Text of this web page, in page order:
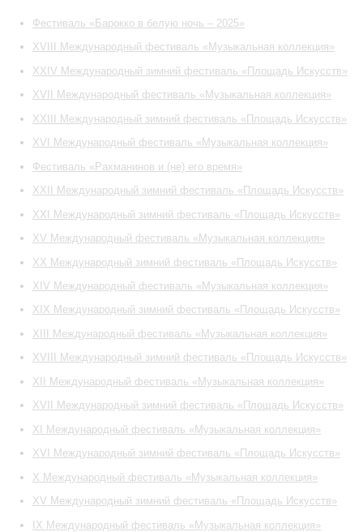
Фестиваль «Барокко в белую ночь – 2025»
XVIII Международный фестиваль «Музыкальная коллекция»
XXIV Международный зимний фестиваль «Площадь Искусств»
XVII Международный фестиваль «Музыкальная коллекция»
XXIII Международный зимний фестиваль «Площадь Искусств»
XVI Международный фестиваль «Музыкальная коллекция»
Фестиваль «Рахманинов и (не) его время»
XXII Международный зимний фестиваль «Площадь Искусств»
XXI Международный зимний фестиваль «Площадь Искусств»
XV Международный фестиваль «Музыкальная коллекция»
ХХ Международный зимний фестиваль «Площадь Искусств»
XIV Международный фестиваль «Музыкальная коллекция»
XIX Международный зимний фестиваль «Площадь Искусств»
XIII Международный фестиваль «Музыкальная коллекция»
XVIII Международный зимний фестиваль «Площадь Искусств»
XII Международный фестиваль «Музыкальная коллекция»
XVII Международный зимний фестиваль «Площадь Искусств»
XI Международный фестиваль «Музыкальная коллекция»
XVI Международный зимний фестиваль «Площадь Искусств»
X Международный фестиваль «Музыкальная коллекция»
XV Международный зимний фестиваль «Площадь Искусств»
IX Международный фестиваль «Музыкальная коллекция»